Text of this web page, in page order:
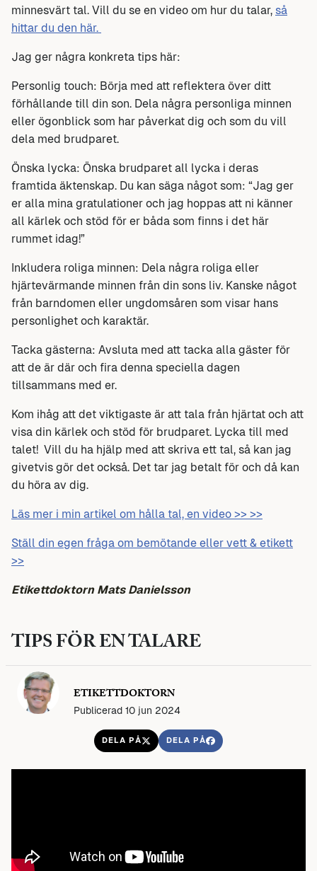
minnesvärt tal. Vill du se en video om hur du talar, så
hittar du den här.
Jag ger några konkreta tips här:
Personlig touch: Börja med att reflektera över ditt
förhållande till din son. Dela några personliga minnen
eller ögonblick som har påverkat dig och som du vill
dela med brudparet.
Önska lycka: Önska brudparet all lycka i deras
framtida äktenskap. Du kan säga något som: “Jag ger
er alla mina gratulationer och jag hoppas att ni känner
all kärlek och stöd för er båda som finns i det här
rummet idag!”
Inkludera roliga minnen: Dela några roliga eller
hjärtevärmande minnen från din sons liv. Kanske något
från barndomen eller ungdomsåren som visar hans
personlighet och karaktär.
Tacka gästerna: Avsluta med att tacka alla gäster för
att de är där och fira denna speciella dagen
tillsammans med er.
Kom ihåg att det viktigaste är att tala från hjärtat och att
visa din kärlek och stöd för brudparet. Lycka till med
talet! Vill du ha hjälp med att skriva ett tal, så kan jag
givetvis gör det också. Det tar jag betalt för och då kan
du höra av dig.
Läs mer i min artikel om hålla tal, en video >> >>
Ställ din egen fråga om bemötande eller vett & etikett
>>
Etikettdoktorn Mats Danielsson
TIPS FÖR EN TALARE
ETIKETTDOKTORN
Publicerad 10 jun 2024
DELA PÅ DELA PÅ